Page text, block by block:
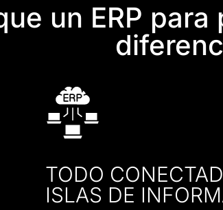
un ERP
TODO
ISLAS DE